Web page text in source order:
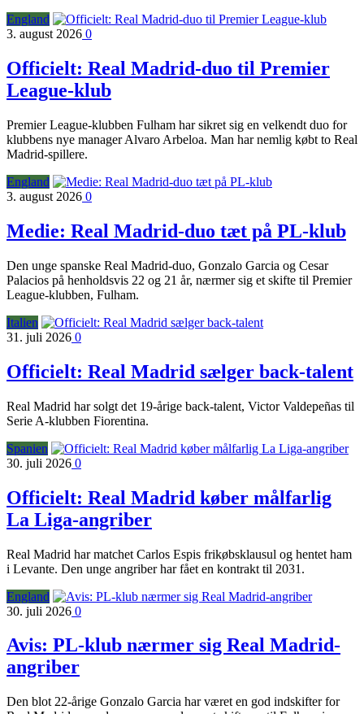
England
3. august 2026 0
Officielt: Real Madrid-duo til Premier
League-klub
Premier League-klubben Fulham har sikret sig en velkendt duo for
klubbens nye manager Alvaro Arbeloa. Man har nemlig købt to Real
Madrid-spillere.
England
3. august 2026 0
Medie: Real Madrid-duo tæt på PL-klub
Den unge spanske Real Madrid-duo, Gonzalo Garcia og Cesar
Palacios på henholdsvis 22 og 21 år, nærmer sig et skifte til Premier
League-klubben, Fulham.
Italien
31. juli 2026 0
Officielt: Real Madrid sælger back-talent
Real Madrid har solgt det 19-årige back-talent, Victor Valdepeñas til
Serie A-klubben Fiorentina.
Spanien
30. juli 2026 0
Officielt: Real Madrid køber målfarlig
La Liga-angriber
Real Madrid har matchet Carlos Espis frikøbsklausul og hentet ham
i Levante. Den unge angriber har fået en kontrakt til 2031.
England
30. juli 2026 0
Avis: PL-klub nærmer sig Real Madrid-
angriber
Den blot 22-årige Gonzalo Garcia har været en god indskifter for